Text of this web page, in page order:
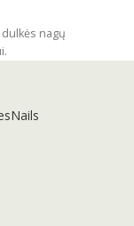
nagų